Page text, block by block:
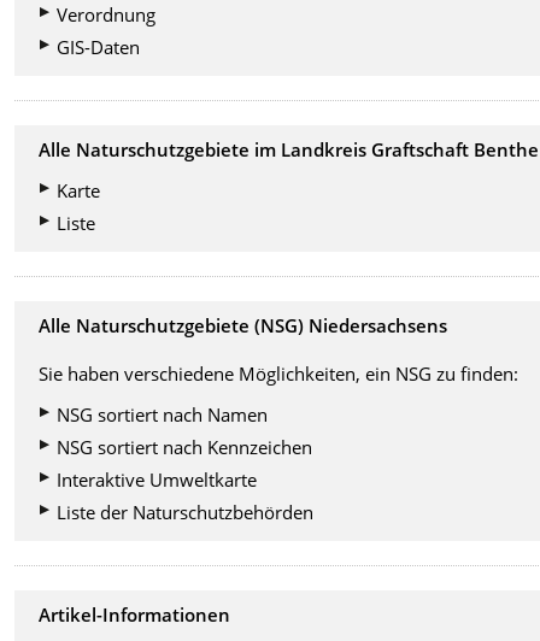
Verordnung
GIS-Daten
Alle Naturschutzgebiete im Landkreis Graftschaft
Karte
Liste
Alle Naturschutzgebiete (NSG) Niedersachsens
Sie haben verschiedene Möglichkeiten, ein NSG zu finden:
NSG sortiert nach Namen
NSG sortiert nach Kennzeichen
Interaktive Umweltkarte
Liste der Naturschutzbehörden
Artikel-Informationen